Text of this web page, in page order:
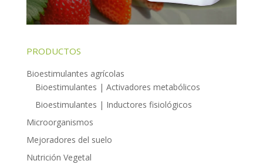
PRODUCTOS
Bioestimulantes agrícolas
Bioestimulantes | Activadores metabólicos
Bioestimulantes | Inductores fisiológicos
Microorganismos
Mejoradores del suelo
Nutrición Vegetal